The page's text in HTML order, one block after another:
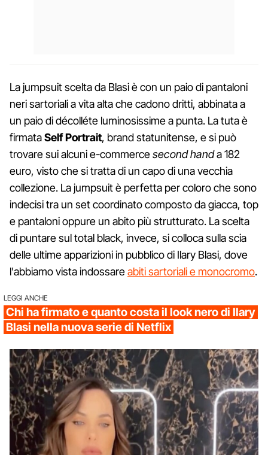
La jumpsuit scelta da Blasi è con un paio di pantaloni
neri sartoriali a vita alta che cadono dritti, abbinata a
un paio di décolléte luminosissime a punta. La tuta è
firmataSelf Portrait, brand statunitense, e si può
trovare sui alcuni e-commercesecond handa 182
euro, visto che si tratta di un capo di una vecchia
collezione. La jumpsuit è perfetta per coloro che sono
indecisi tra un set coordinato composto da giacca, top
e pantaloni oppure un abito più strutturato. La scelta
di puntare sul total black, invece, si colloca sulla scia
delle ultime apparizioni in pubblico di Ilary Blasi, dove
l'abbiamo vista indossareabiti sartoriali e monocromo.
LEGGI ANCHE
Chi ha firmato e quanto costa il look nero di Ilary
Blasi nella nuova serie di Netflix